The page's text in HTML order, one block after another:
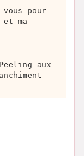
vous pour
ma
aux